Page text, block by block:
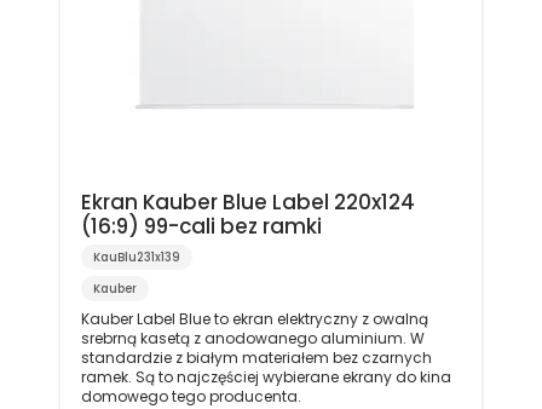
Ekran Kauber Blue Label 220x124
(16:9) 99-cali bez ramki
KauBlu231x139
Kauber
Kauber Label Blue to ekran elektryczny z owalną
srebrną kasetą z anodowanego aluminium. W
standardzie z białym materiałem bez czarnych
ramek. Są to najczęściej wybierane ekrany do kina
domowego tego producenta.